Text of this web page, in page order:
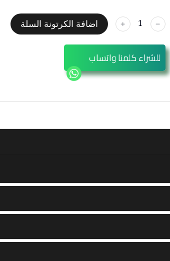
﹣
﹢ اضافة الكرتونة السلة
للشراء كلمنا واتساب